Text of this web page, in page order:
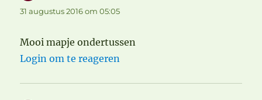
31 augustus 2016 om 05:05
Mooi mapje ondertussen
Login om te reageren